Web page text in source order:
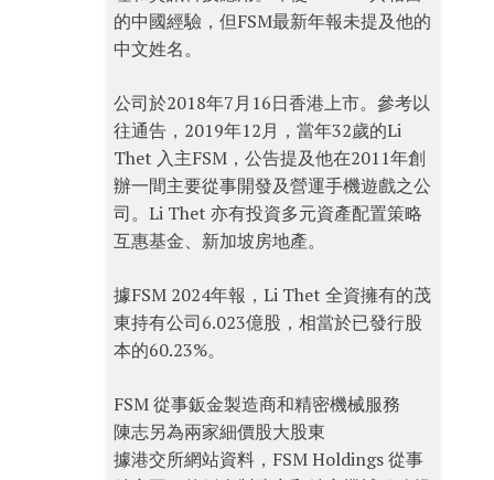
的中國經驗，但FSM最新年報未提及他的
中文姓名。
公司於2018年7月16日香港上市。參考以
往通告，2019年12月，當年32歲的Li
Thet 入主FSM，公告提及他在2011年創
辦一間主要從事開發及營運手機遊戲之公
司。Li Thet 亦有投資多元資產配置策略
互惠基金、新加坡房地產。
據FSM 2024年報，Li Thet 全資擁有的茂
東持有公司6.023億股，相當於已發行股
本的60.23%。
FSM 從事鈑金製造商和精密機械服務
陳志另為兩家細價股大股東
據港交所網站資料，FSM Holdings 從事